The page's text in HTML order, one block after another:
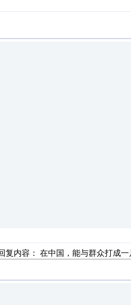
复内容： 在中国，能与群众打成